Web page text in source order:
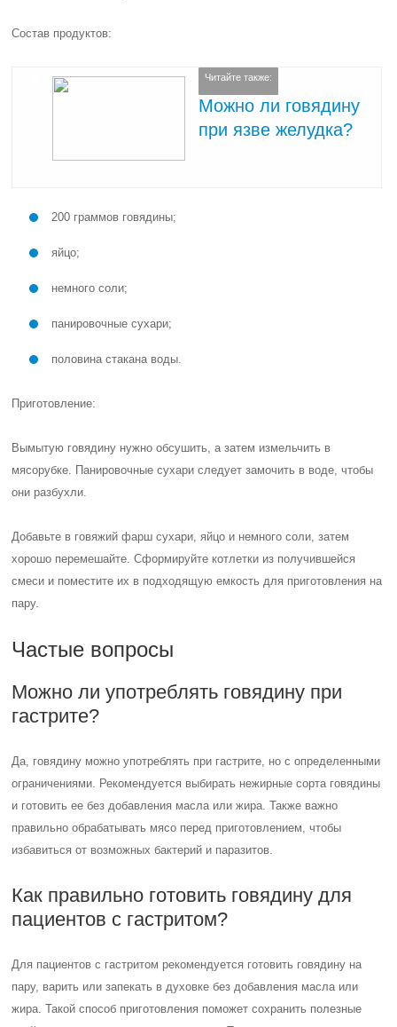
Состав продуктов:
Читайте также:
Можно ли говядину
при язве желудка?
200 граммов говядины;
яйцо;
немного соли;
панировочные сухари;
половина стакана воды.
Приготовление:
Вымытую говядину нужно обсушить, а затем измельчить в
мясорубке. Панировочные сухари следует замочить в воде, чтобы
они разбухли.
Добавьте в говяжий фарш сухари, яйцо и немного соли, затем
хорошо перемешайте. Сформируйте котлетки из получившейся
смеси и поместите их в подходящую емкость для приготовления на
пару.
Частые вопросы
Можно ли употреблять говядину при
гастрите?
Да, говядину можно употреблять при гастрите, но с определенными
ограничениями. Рекомендуется выбирать нежирные сорта говядины
и готовить ее без добавления масла или жира. Также важно
правильно обрабатывать мясо перед приготовлением, чтобы
избавиться от возможных бактерий и паразитов.
Как правильно готовить говядину для
пациентов с гастритом?
Для пациентов с гастритом рекомендуется готовить говядину на
пару, варить или запекать в духовке без добавления масла или
жира. Такой способ приготовления поможет сохранить полезные